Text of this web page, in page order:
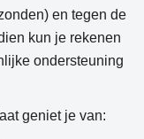
en tegen de
kun je rekenen
ondersteuning
geniet je van: